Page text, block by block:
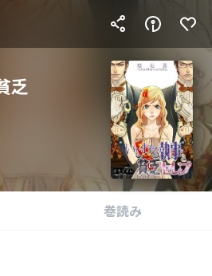
乏
巻読み